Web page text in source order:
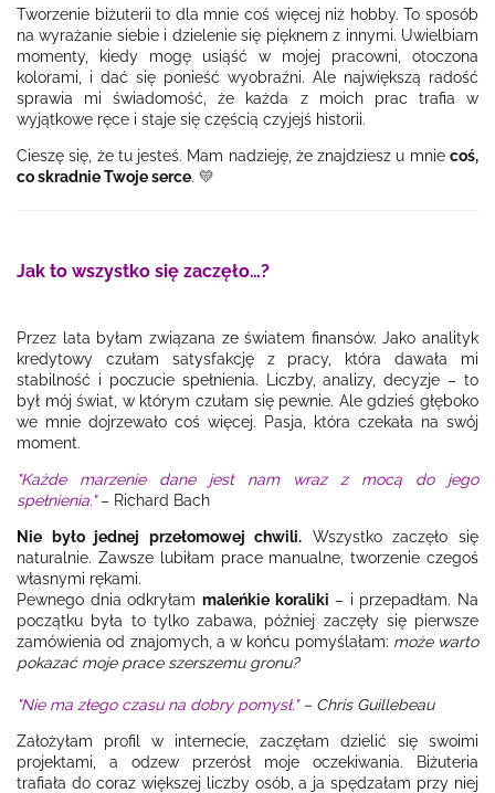
Tworzenie biżuterii to dla mnie coś więcej niż hobby. To sposób
na wyrażanie siebie i dzielenie się pięknem z innymi. Uwielbiam
momenty, kiedy mogę usiąść w mojej pracowni, otoczona
kolorami, i dać się ponieść wyobraźni. Ale największą radość
sprawia mi świadomość, że każda z moich prac trafia w
wyjątkowe ręce i staje się częścią czyjejś historii.
Cieszę się, że tu jesteś. Mam nadzieję, że znajdziesz u mnie coś,
co skradnie Twoje serce. 💛
Jak to wszystko się zaczęło…?
Przez lata byłam związana ze światem finansów. Jako analityk
kredytowy czułam satysfakcję z pracy, która dawała mi
stabilność i poczucie spełnienia. Liczby, analizy, decyzje – to
był mój świat, w którym czułam się pewnie. Ale gdzieś głęboko
we mnie dojrzewało coś więcej. Pasja, która czekała na swój
moment.
"Każde marzenie dane jest nam wraz z mocą do jego
spełnienia."– Richard Bach
Nie było jednej przełomowej chwili. Wszystko zaczęło się
naturalnie. Zawsze lubiłam prace manualne, tworzenie czegoś
własnymi rękami.
Pewnego dnia odkryłam maleńkie koraliki – i przepadłam. Na
początku była to tylko zabawa, później zaczęły się pierwsze
zamówienia od znajomych, a w końcu pomyślałam: może warto
pokazać moje prace szerszemu gronu?
"Nie ma złego czasu na dobry pomysł."– Chris Guillebeau
Założyłam profil w internecie, zaczęłam dzielić się swoimi
projektami, a odzew przerósł moje oczekiwania. Biżuteria
trafiała do coraz większej liczby osób, a ja spędzałam przy niej